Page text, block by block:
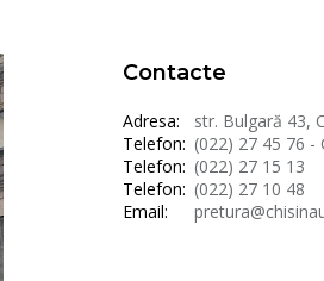
Contacte
Adresa:
str. Bulgară 43,
Telefon: (022) 27 45 76 -
Telefon: (022) 27 15 13
Telefon: (022) 27 10 48
Email: